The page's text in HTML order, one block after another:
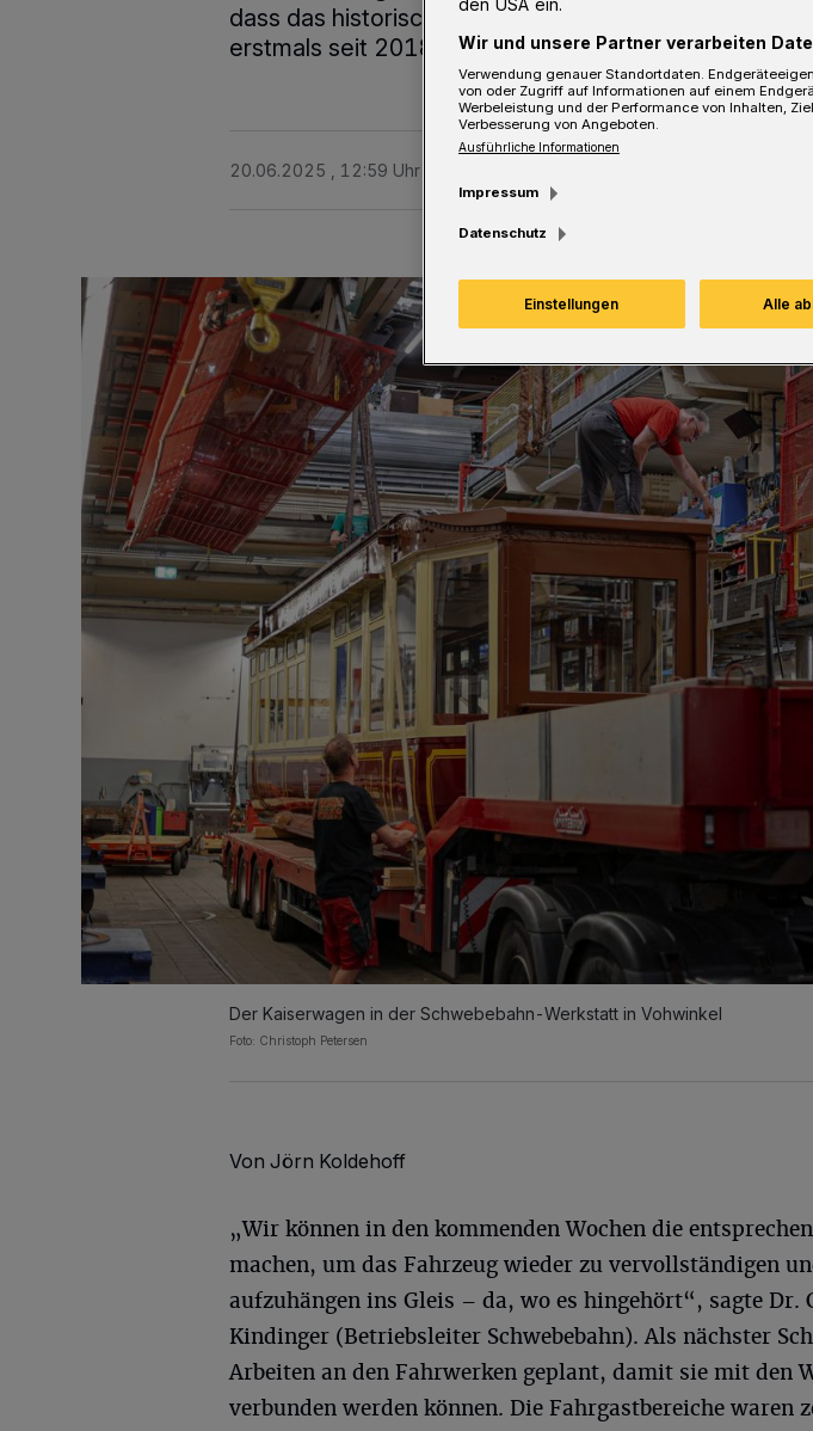
dass das historische Gefährt 2026 in den regulären
erstmals seit 2018 wieder.
20.06.2025 , 12:59 Uhr
Der Kaiserwagen in der Schwebebahn-Werkstatt in Vohwinkel
Foto: Christoph Petersen
Von Jörn Koldehoff
„Wir können in den kommenden Wochen die
machen, um das Fahrzeug wieder zu vervollständigen
aufzuhängen ins Gleis – da, wo es hingehört“, sagte Dr.
Kindinger (Betriebsleiter Schwebebahn). Als nächster
Arbeiten an den Fahrwerken geplant, damit sie mit den
verbunden werden können. Die Fahrgastbereiche waren
den USA ein.
Wir und unsere Partner verarbeiten
Verwendung genauer Standortdaten.
von oder Zugriff auf Informationen auf einem
Werbeleistung und der Performance von Inhalten,
Verbesserung von Angeboten.
Ausführliche Informationen
Impressum
Datenschutz
Einstellungen Alle